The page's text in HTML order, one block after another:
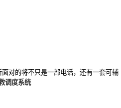
对的将不只是一部电话，还有一套可辅
调度系统